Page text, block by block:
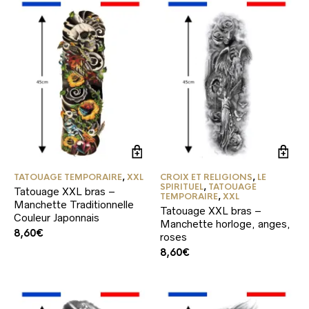
TATOUAGE TEMPORAIRE,XXL
Tatouage XXL bras –
Manchette Traditionnelle
Couleur Japonnais
8,60€
CROIX ET RELIGIONS, LE
SPIRITUEL, TATOUAGE
TEMPORAIRE,XXL
Tatouage XXL bras –
Manchette horloge, anges,
roses
8,60€